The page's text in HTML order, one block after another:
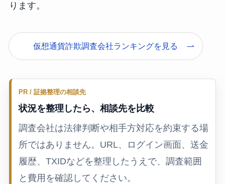
ります。
仮想通貨詐欺調査会社ランキングを見る
PR / 証拠整理の相談先
状況を整理したら、相談先を比較
調査会社は法律判断や相手方対応を約束する場
所ではありません。URL、ログイン画面、送金
履歴、TXIDなどを整理したうえで、調査範囲
と費用を確認してください。